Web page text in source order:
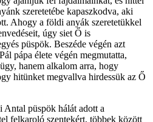
szeretetébe kapaszkodva, aki
Ahogy a földi anyák szeretetükkel
úgy siet Ő is
püspök. Beszéde végén azt
pápa élete végén megmutatta,
hanem alkalom arra, hogy
hitünket megvallva hirdessük az Ő
Antal püspök hálát adott a
felkaroló szentekért, többek között